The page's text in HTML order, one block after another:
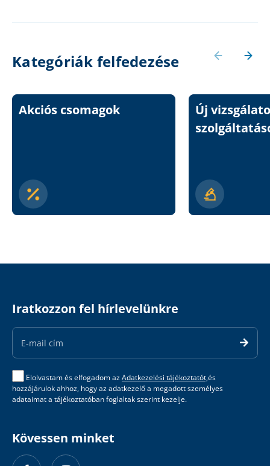
Kategóriák felfedezése
Akciós csomagok
Új
Iratkozzon fel hírlevelünkre
Email
Address
Elolvastam és elfogadom azAdatkezelési tájékoztatót,és
hozzájárulok ahhoz, hogy az adatkezelő a megadott személyes
adataimat a tájékoztatóban foglaltak szerint kezelje.
Kövessen minket